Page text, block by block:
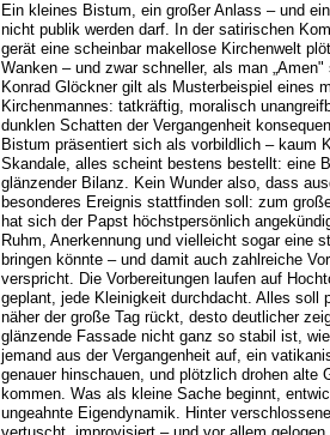
Ein kleines Bistum, ein großer Anlass – und
nicht publik werden darf. In der satirischen
gerät eine scheinbar makellose Kirchenwelt
Wanken – und zwar schneller, als man
Konrad Glöckner gilt als Musterbeispiel eines
Kirchenmannes: tatkräftig, moralisch
dunklen Schatten der Vergangenheit
Bistum präsentiert sich als vorbildlich – kaum
Skandale, alles scheint bestens bestellt: eine
glänzender Bilanz. Kein Wunder also, dass
besonderes Ereignis stattfinden soll: zum
hat sich der Papst höchstpersönlich
Ruhm, Anerkennung und vielleicht sogar eine
bringen könnte – und damit auch zahlreiche
verspricht. Die Vorbereitungen laufen auf
geplant, jede Kleinigkeit durchdacht. Alles soll
näher der große Tag rückt, desto deutlicher
glänzende Fassade nicht ganz so stabil ist,
jemand aus der Vergangenheit auf, ein
genauer hinschauen, und plötzlich drohen alte
kommen. Was als kleine Sache beginnt,
ungeahnte Eigendynamik. Hinter